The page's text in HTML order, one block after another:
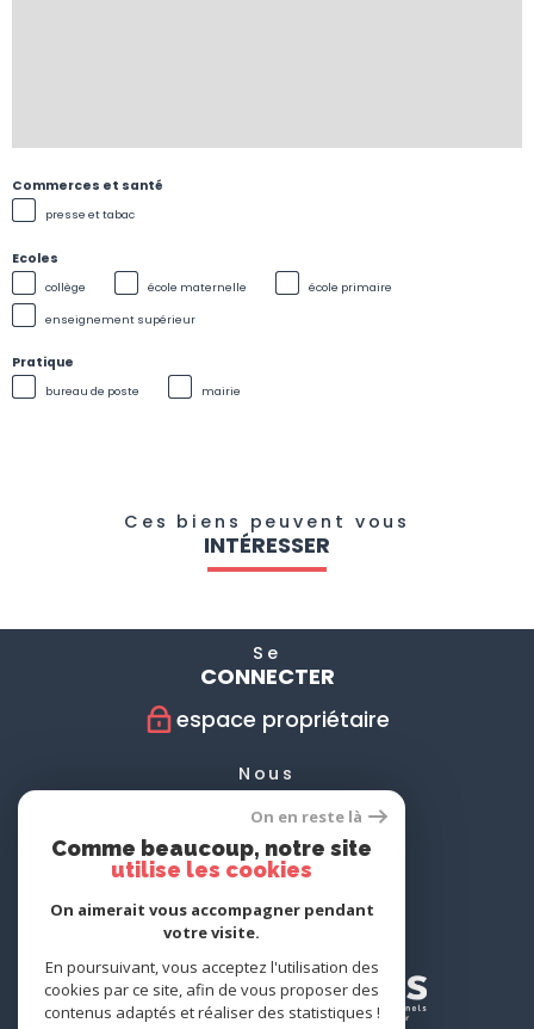
Commerces et santé
presse et tabac
Ecoles
collège école maternelle école primaire
enseignement supérieur
Pratique
bureau de poste mairie
Ces biens peuvent vous
INTÉRESSER
Se
CONNECTER
espace propriétaire
Nous
SUIVRE
ADHÉRONS
On en reste là
Comme beaucoup, notre site
utilise les cookies
On aimerait vous accompagner pendant
votre visite.
En poursuivant, vous acceptez l'utilisation des
cookies par ce site, afin de vous proposer des
contenus adaptés et réaliser des statistiques !